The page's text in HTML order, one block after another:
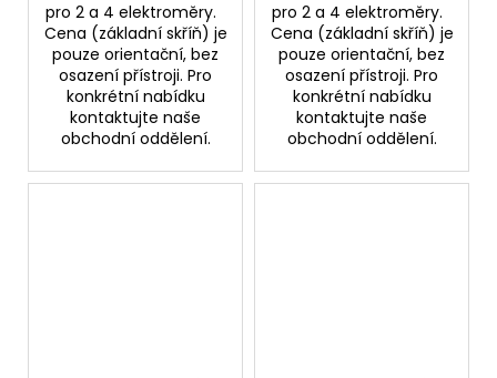
pro 2 a 4 elektroměry.
Cena (základní skříň) je
pouze orientační, bez
osazení přístroji. Pro
konkrétní nabídku
kontaktujte naše
obchodní oddělení.
pro 2 a 4 elektroměry.
Cena (základní skříň) je
pouze orientační, bez
osazení přístroji. Pro
konkrétní nabídku
kontaktujte naše
obchodní oddělení.